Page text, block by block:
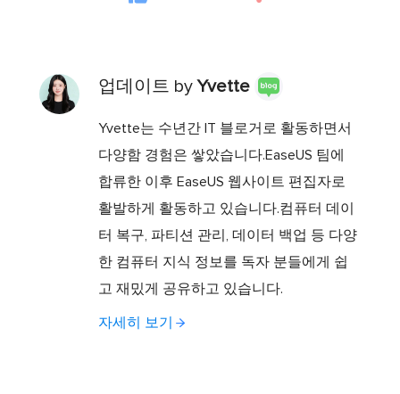
업데이트 byYvette
Yvette는 수년간 IT 블로거로 활동하면서
다양함 경험은 쌓았습니다.EaseUS 팀에
합류한 이후 EaseUS 웹사이트 편집자로
활발하게 활동하고 있습니다.컴퓨터 데이
터 복구, 파티션 관리, 데이터 백업 등 다양
한 컴퓨터 지식 정보를 독자 분들에게 쉽
고 재밌게 공유하고 있습니다.
자세히 보기